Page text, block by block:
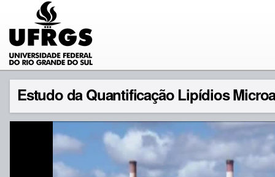
Estudo da Quantificação Lipídios